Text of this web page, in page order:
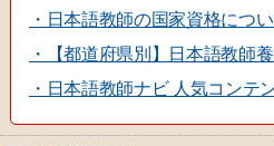
・日本語教師の国家資格につ
・【都道府県別】日本語教師
・日本語教師ナビ 人気コンテ